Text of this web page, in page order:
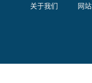
关于我们
网